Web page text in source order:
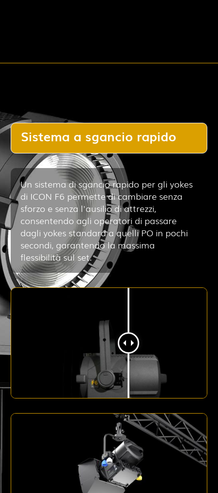
Sistema a sgancio rapido
Un sistema di sgancio rapido per gli yokes
di ICON F6 permette di cambiare senza
sforzo e senza l'ausilio di attrezzi,
consentendo agli operatori di passare
dagli yokes standard a quelli PO in pochi
secondi, garantendo la massima
flessibilità sul set.